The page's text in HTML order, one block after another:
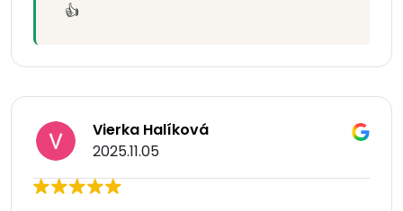
👍
Vierka Halíková
2025.11.05